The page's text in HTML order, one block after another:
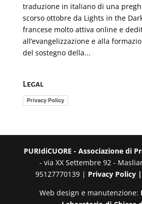
traduzione in italiano di una
scorso ottobre da Lights in the
francese molto attiva online e
all’evangelizzazione e alla
del sostegno della...
Legal
Privacy Policy
PURIdiCUORE - Associazione di
- via XX Settembre 92 -
95127770139 | Privacy Policy |
Web design e manutenzione: